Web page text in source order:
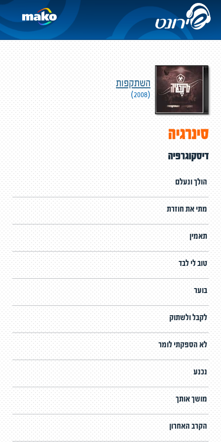
השתקפות
(2008)
סינרגיה
דיסקוגרפיה
הולך ונעלם
מתי את חוזרת
תאמין
טוב לי לבד
בוער
לקבל ולשתוק
לא הספקתי לומר
נכנע
מושך אותך
הקרב האחרון